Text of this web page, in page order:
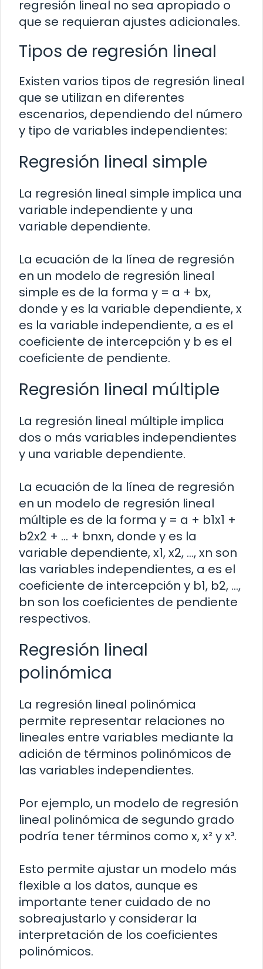
regresión lineal no sea apropiado o
que se requieran ajustes adicionales.
Tipos de regresión lineal
Existen varios tipos de regresión lineal
que se utilizan en diferentes
escenarios, dependiendo del número
y tipo de variables independientes:
Regresión lineal simple
La regresión lineal simple implica una
variable independiente y una
variable dependiente.
La ecuación de la línea de regresión
en un modelo de regresión lineal
simple es de la forma y = a + bx,
donde y es la variable dependiente, x
es la variable independiente, a es el
coeficiente de intercepción y b es el
coeficiente de pendiente.
Regresión lineal múltiple
La regresión lineal múltiple implica
dos o más variables independientes
y una variable dependiente.
La ecuación de la línea de regresión
en un modelo de regresión lineal
múltiple es de la forma y = a + b1x1 +
b2x2 + … + bnxn, donde y es la
variable dependiente, x1, x2, …, xn son
las variables independientes, a es el
coeficiente de intercepción y b1, b2, …,
bn son los coeficientes de pendiente
respectivos.
Regresión lineal
polinómica
La regresión lineal polinómica
permite representar relaciones no
lineales entre variables mediante la
adición de términos polinómicos de
las variables independientes.
Por ejemplo, un modelo de regresión
lineal polinómica de segundo grado
podría tener términos como x, x² y x³.
Esto permite ajustar un modelo más
flexible a los datos, aunque es
importante tener cuidado de no
sobreajustarlo y considerar la
interpretación de los coeficientes
polinómicos.